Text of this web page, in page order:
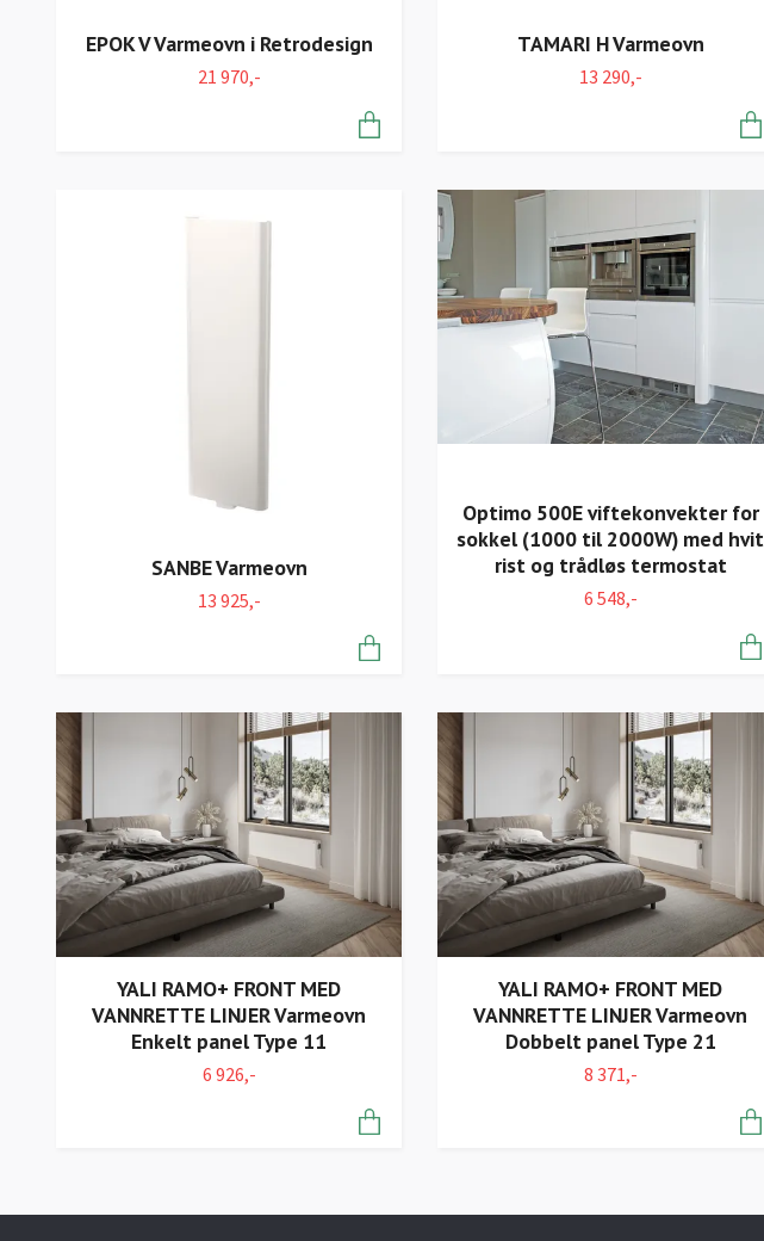
EPOK V Varmeovn i Retrodesign
21 970,-
TAMARI H Varmeovn
13 290,-
SANBE Varmeovn
13 925,-
Optimo 500E viftekonvekter for
sokkel (1000 til 2000W) med hvit
rist og trådløs termostat
6 548,-
YALI RAMO+ FRONT MED
VANNRETTE LINJER Varmeovn
Enkelt panel Type 11
6 926,-
YALI RAMO+ FRONT MED
VANNRETTE LINJER Varmeovn
Dobbelt panel Type 21
8 371,-